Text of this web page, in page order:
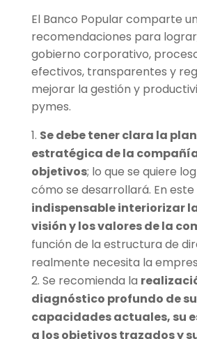
El Banco Popular comparte
recomendaciones para
gobierno corporativo,
efectivos, transparentes y
mejorar la gestión y
pymes.
Se debe tener clara la
estratégica de la
objetivos; lo que se quiere
cómo se desarrollará. En
indispensable interiorizar
visión y los valores de la
función de la estructura de
realmente necesita la
Se recomienda la
diagnóstico profundo de
capacidades actuales, su
a los objetivos trazados y